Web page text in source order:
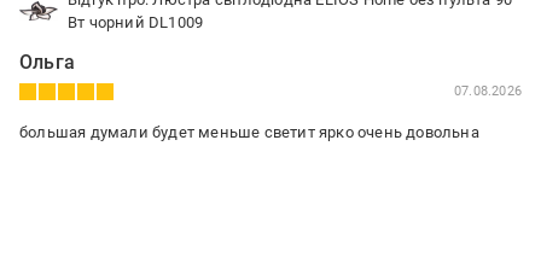
Вт чорний DL1009
Ольга
07.08.2026
большая думали будет меньше светит ярко очень довольна